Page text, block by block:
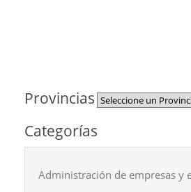
Provincias
Categorías
Administración de empresas y